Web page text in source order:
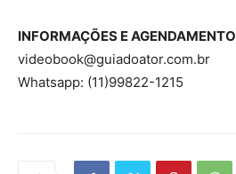
INFORMAÇÕES E AGENDAMENTO
videobook@guiadoator.com.br
Whatsapp: (11)99822-1215